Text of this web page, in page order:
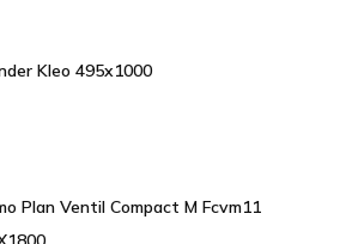
Kleo 495x1000
Plan Ventil Compact M Fcvm11